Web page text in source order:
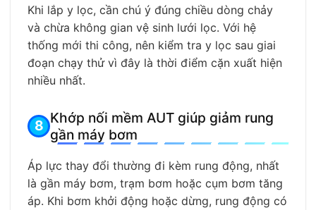
Khi lắp y lọc, cần chú ý đúng chiều dòng chảy
và chừa không gian vệ sinh lưới lọc. Với hệ
thống mới thi công, nên kiểm tra y lọc sau giai
đoạn chạy thử vì đây là thời điểm cặn xuất hiện
nhiều nhất.
Khớp nối mềm AUT giúp giảm rung
gần máy bơm
Áp lực thay đổi thường đi kèm rung động, nhất
là gần máy bơm, trạm bơm hoặc cụm bơm tăng
áp. Khi bơm khởi động hoặc dừng, rung động có